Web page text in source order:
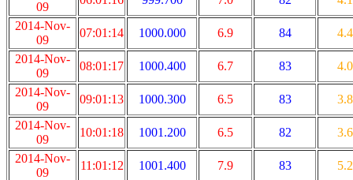
09
2014-Nov-
09
07:01:14 1000.000 6.9 84
4.4
2014-Nov-
09
08:01:17 1000.400 6.7 83
4.0
2014-Nov-
09
09:01:13 1000.300 6.5 83
3.8
2014-Nov-
09
10:01:18 1001.200 6.5 82
3.6
2014-Nov-
09
11:01:12 1001.400 7.9 83
5.2